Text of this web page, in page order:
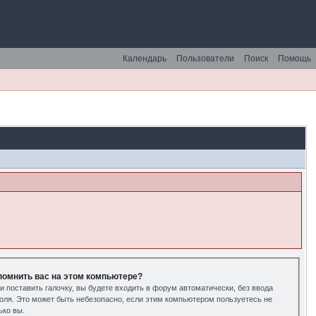
Помощь
Поиск
Пользователи
Календарь
вас на этом компьютере?
поставить галочку, вы будете входить в форум автоматически, без ввода
Это может быть небезопасно, если этим компьютером пользуетесь не
вы.